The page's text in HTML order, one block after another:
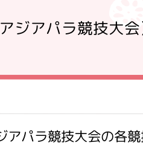
アジアパラ競技大
アパラ競技大会の各